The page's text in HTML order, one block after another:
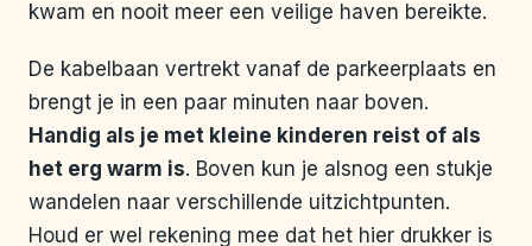
kwam en nooit meer een veilige haven bereikte.
De kabelbaan vertrekt vanaf de parkeerplaats en
brengt je in een paar minuten naar boven.
Handig als je met kleine kinderen reist of als
het erg warm is. Boven kun je alsnog een stukje
wandelen naar verschillende uitzichtpunten.
Houd er wel rekening mee dat het hier drukker is